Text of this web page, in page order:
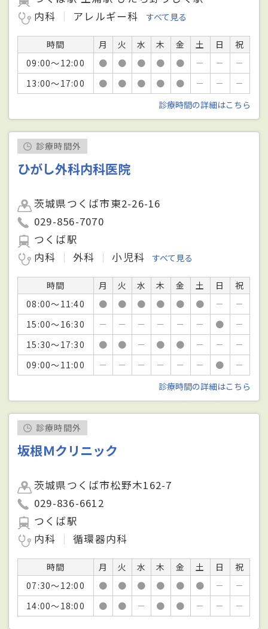
内科
アレルギー科 すべて見る
時間 月 火 水 木 金 土 日
祝
09:00～12:00
● ● ● ● ● － －
－
13:00～17:00
● ● ● ● ● － －
－
診療時間の詳細はこちら
診療時間外
ひがし外科内科医院
茨城県つくば市東2-26-16
029-856-7070
つくば駅
内科
外科 小児科 すべて見る
時間 月 火 水 木 金 土 日
祝
08:00～11:40
● ● ● ● ● ● －
－
15:00～16:30
－ － － － － － ●
－
15:30～17:30
● ● － ● ● － －
－
09:00～11:00
－ － － － － － ●
－
診療時間の詳細はこちら
診療時間外
坂根Ｍクリニック
茨城県つくば市松野木162-7
029-836-6612
つくば駅
内科
循環器内科
時間 月 火 水 木 金 土 日
祝
07:30～12:00
● ● ● ● ● ● －
－
14:00～18:00
● ● － ● ● － － －